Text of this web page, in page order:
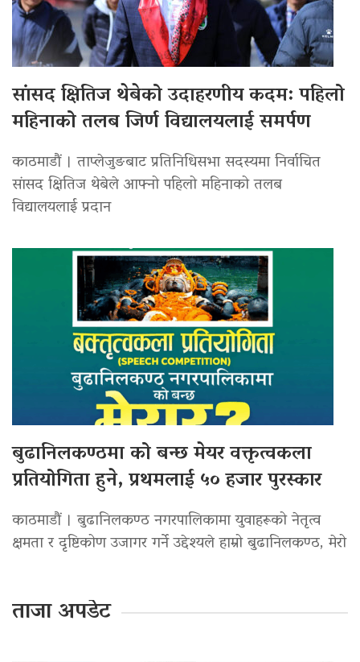
सांसद क्षितिज थेबेको उदाहरणीय कदम: पहिलो
महिनाको तलब जिर्ण विद्यालयलाई समर्पण
काठमाडौं । ताप्लेजुङबाट प्रतिनिधिसभा सदस्यमा निर्वाचित
सांसद क्षितिज थेबेले आफ्नो पहिलो महिनाको तलब
विद्यालयलाई प्रदान
बुढानिलकण्ठमा को बन्छ मेयर वक्तृत्वकला
प्रतियोगिता हुने, प्रथमलाई ५० हजार पुरस्कार
काठमाडौं । बुढानिलकण्ठ नगरपालिकामा युवाहरूको नेतृत्व
क्षमता र दृष्टिकोण उजागर गर्ने उद्देश्यले हाम्रो बुढानिलकण्ठ, मेरो
ताजा अपडेट